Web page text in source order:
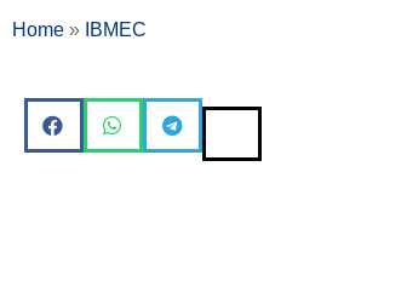
Home » IBMEC